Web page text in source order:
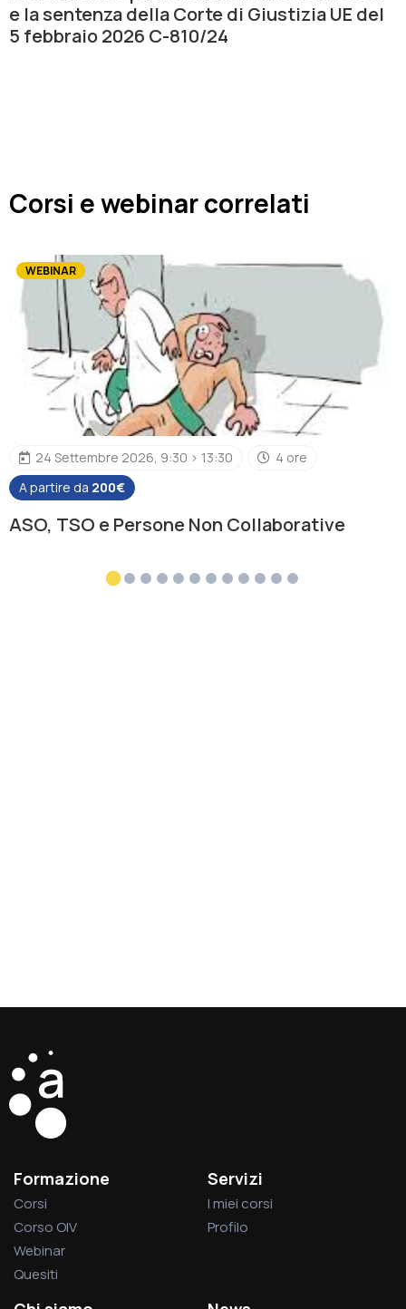
e la sentenza della Corte di Giustizia UE del
5 febbraio 2026 C-810/24
Corsi e webinar correlati
24 Settembre 2026, 9:30 > 13:30
4 ore
A partire da 200€
ASO, TSO e Persone Non Collaborative
WEBINAR
Formazione
Corsi
Corso OIV
Webinar
Quesiti
Servizi
I miei corsi
Profilo